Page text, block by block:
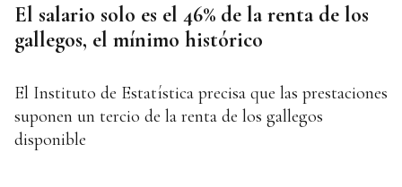
El salario solo es el 46% de la renta de los
gallegos, el mínimo histórico
El Instituto de Estatística precisa que las prestaciones
suponen un tercio de la renta de los gallegos
disponible